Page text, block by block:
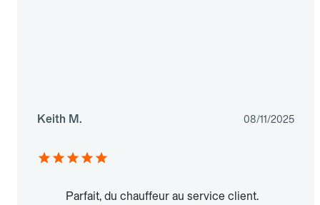
Keith M. 08/11/2025
Parfait, du chauffeur au service client.